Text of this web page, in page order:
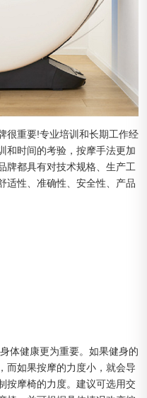
很重要!专业培训和长期工作经
和时间的考验，按摩手法更加
牌都具有对技术规格、生产工
适性、准确性、安全性、产品
体健康更为重要。如果健身的
而如果按摩的力度小，就会导
按摩椅的力度。建议可选用交